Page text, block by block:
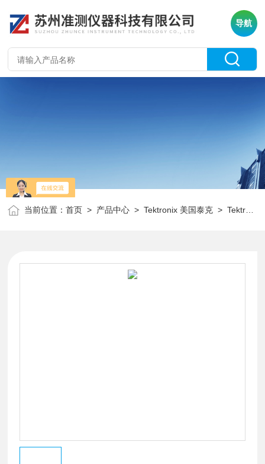
导航
当前位置：首页 > 产品中心 >Tektronix 美国泰克 >Tektronix泰克/示波器